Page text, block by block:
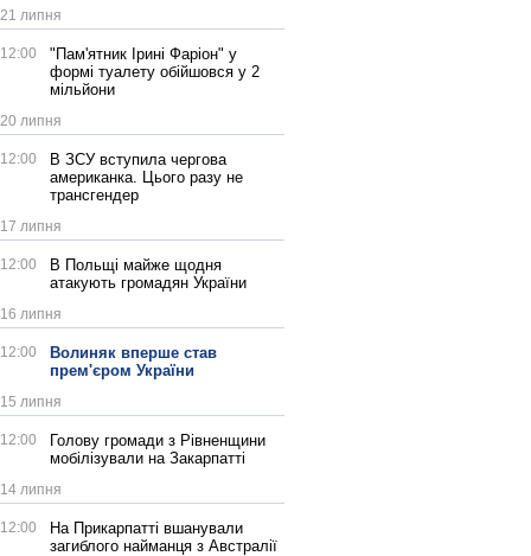
21 липня
12:00
"Пам'ятник Ірині Фаріон" у
формі туалету обійшовся у 2
мільйони
20 липня
12:00
В ЗСУ вступила чергова
американка. Цього разу не
трансгендер
17 липня
12:00
В Польщі майже щодня
атакують громадян України
16 липня
12:00
Волиняк вперше став
прем'єром України
15 липня
12:00
Голову громади з Рівненщини
мобілізували на Закарпатті
14 липня
12:00
На Прикарпатті вшанували
загиблого найманця з Австралії